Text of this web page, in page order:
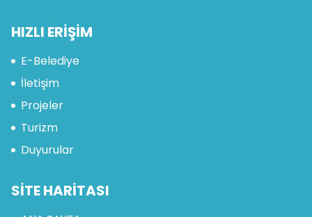
HIZLI ERİŞİM
E-Belediye
İletişim
Projeler
Turizm
Duyurular
SİTE HARİTASI